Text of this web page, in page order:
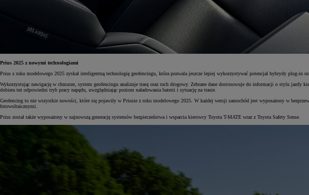
Prius 2025 z nowymi technologiami
Prius z roku modelowego 2025 zyskał inteligentną technologię geofencingu, która pozwala jeszcze lepiej wykorzystywać potencjał hybrydy
Wykorzystując nawigację w chmurze, system geofencingu analizuje trasę oraz ruch drogowy. Zebrane dane dostosowuje do informacji o stylu
dobiera też odpowiedni tryb pracy napędu, uwzględniając poziom naładowania baterii i sytuację na trasie.
Geofencing to nie wszystkie nowości, które się pojawiły w Priusie z roku modelowego 2025. W każdej wersji samochód jest wyposażony w
fotowoltaicznymi.
Prius został także wyposażony w najnowszą generację systemów bezpieczeństwa i wsparcia kierowcy Toyota T-MATE wraz z Toyota Safety Sense.